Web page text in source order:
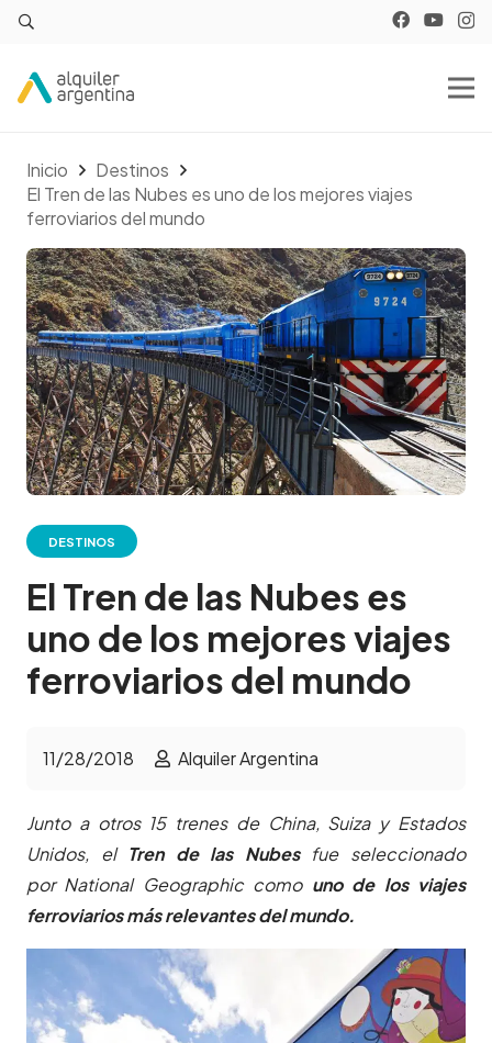
Inicio
Destinos
El Tren de las Nubes es uno de los mejores viajes
ferroviarios del mundo
DESTINOS
El Tren de las Nubes es
uno de los mejores viajes
ferroviarios del mundo
11/28/2018 Alquiler Argentina
Junto a otros 15 trenes de China, Suiza y Estados
Unidos, el Tren de las Nubesfue seleccionado
por National Geographic como uno de los viajes
ferroviarios más relevantes del mundo.